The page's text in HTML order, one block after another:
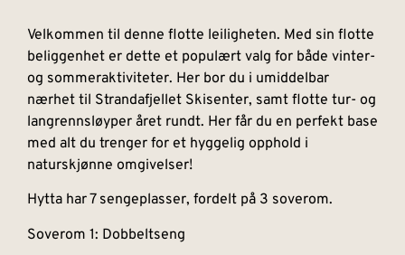
Velkommen til denne flotte leiligheten. Med sin flotte
beliggenhet er dette et populært valg for både vinter-
og sommeraktiviteter. Her bor du i umiddelbar
nærhet til Strandafjellet Skisenter, samt flotte tur- og
langrennsløyper året rundt. Her får du en perfekt base
med alt du trenger for et hyggelig opphold i
naturskjønne omgivelser!
Hytta har 7 sengeplasser, fordelt på 3 soverom.
Soverom 1: Dobbeltseng